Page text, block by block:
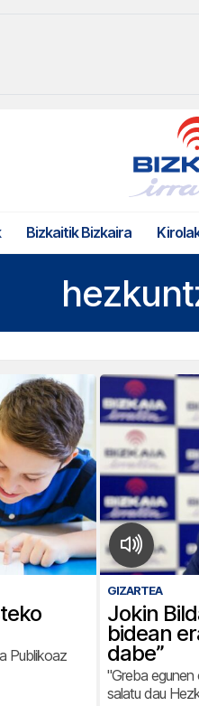
Bizkaitik Bizkaira
Publikoaz
GIZARTEA
Jokin
bidean
dabe”
"Greba
salatu dau